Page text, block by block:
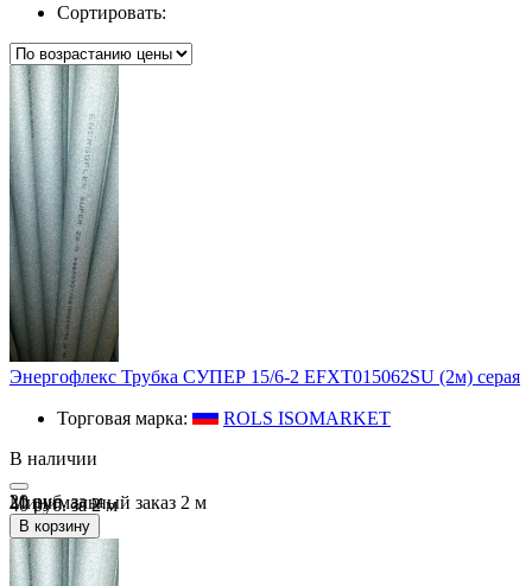
Сортировать:
Энергофлекс Трубка СУПЕР 15/6-2 EFXT015062SU (2м) серая
Торговая марка:
ROLS ISOMARKET
В наличии
20 руб.зам
40 руб. за 2 м
Минимальный заказ 2 м
В корзину